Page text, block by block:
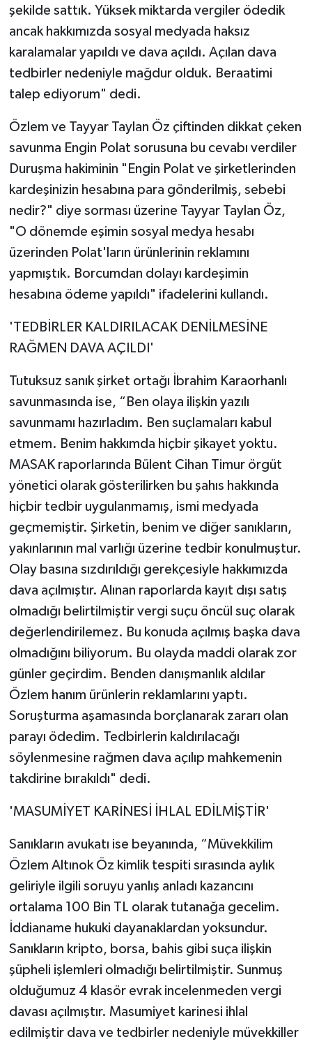
şekilde sattık. Yüksek miktarda vergiler ödedik
ancak hakkımızda sosyal medyada haksız
karalamalar yapıldı ve dava açıldı. Açılan dava
tedbirler nedeniyle mağdur olduk. Beraatimi
talep ediyorum" dedi.
Özlem ve Tayyar Taylan Öz çiftinden dikkat çeken
savunma Engin Polat sorusuna bu cevabı verdiler
Duruşma hakiminin "Engin Polat ve şirketlerinden
kardeşinizin hesabına para gönderilmiş, sebebi
nedir?" diye sorması üzerine Tayyar Taylan Öz,
"O dönemde eşimin sosyal medya hesabı
üzerinden Polat'ların ürünlerinin reklamını
yapmıştık. Borcumdan dolayı kardeşimin
hesabına ödeme yapıldı" ifadelerini kullandı.
'TEDBİRLER KALDIRILACAK DENİLMESİNE
RAĞMEN DAVA AÇILDI'
Tutuksuz sanık şirket ortağı İbrahim Karaorhanlı
savunmasında ise, “Ben olaya ilişkin yazılı
savunmamı hazırladım. Ben suçlamaları kabul
etmem. Benim hakkımda hiçbir şikayet yoktu.
MASAK raporlarında Bülent Cihan Timur örgüt
yönetici olarak gösterilirken bu şahıs hakkında
hiçbir tedbir uygulanmamış, ismi medyada
geçmemiştir. Şirketin, benim ve diğer sanıkların,
yakınlarının mal varlığı üzerine tedbir konulmuştur.
Olay basına sızdırıldığı gerekçesiyle hakkımızda
dava açılmıştır. Alınan raporlarda kayıt dışı satış
olmadığı belirtilmiştir vergi suçu öncül suç olarak
değerlendirilemez. Bu konuda açılmış başka dava
olmadığını biliyorum. Bu olayda maddi olarak zor
günler geçirdim. Benden danışmanlık aldılar
Özlem hanım ürünlerin reklamlarını yaptı.
Soruşturma aşamasında borçlanarak zararı olan
parayı ödedim. Tedbirlerin kaldırılacağı
söylenmesine rağmen dava açılıp mahkemenin
takdirine bırakıldı" dedi.
'MASUMİYET KARİNESİ İHLAL EDİLMİŞTİR'
Sanıkların avukatı ise beyanında, “Müvekkilim
Özlem Altınok Öz kimlik tespiti sırasında aylık
geliriyle ilgili soruyu yanlış anladı kazancını
ortalama 100 Bin TL olarak tutanağa gecelim.
İddianame hukuki dayanaklardan yoksundur.
Sanıkların kripto, borsa, bahis gibi suça ilişkin
şüpheli işlemleri olmadığı belirtilmiştir. Sunmuş
olduğumuz 4 klasör evrak incelenmeden vergi
davası açılmıştır. Masumiyet karinesi ihlal
edilmiştir dava ve tedbirler nedeniyle müvekkiller